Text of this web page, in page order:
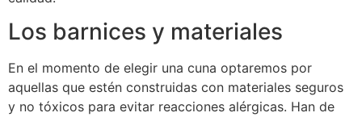
Los barnices y materiales
En el momento de elegir una cuna optaremos por
aquellas que estén construidas con materiales seguros
y no tóxicos para evitar reacciones alérgicas. Han de